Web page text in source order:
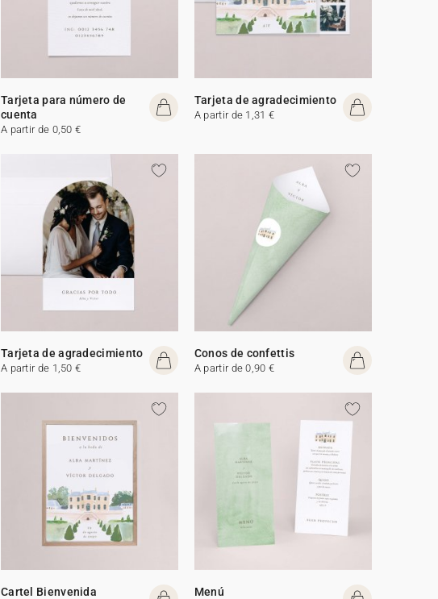
Tarjeta para número de
cuenta
A partir de 0,50 €
Tarjeta de agradecimiento
A partir de 1,31 €
Tarjeta de agradecimiento
A partir de 1,50 €
Conos de confettis
A partir de 0,90 €
Cartel Bienvenida Menú